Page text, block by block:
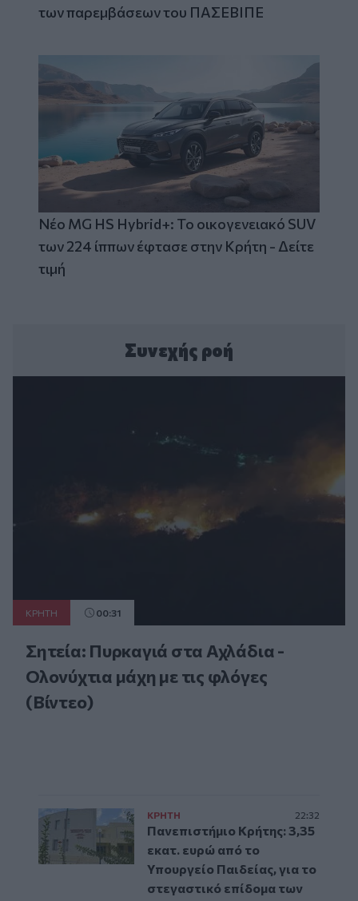
των παρεμβάσεων του ΠΑΣΕΒΙΠΕ
Νέο MG HS Hybrid+: Το οικογενειακό SUV
των 224 ίππων έφτασε στην Κρήτη - Δείτε
τιμή
Συνεχής ροή
ΚΡΗΤΗ 00:31
Σητεία: Πυρκαγιά στα Αχλάδια -
Ολονύχτια μάχη με τις φλόγες
(Βίντεο)
ΚΡΗΤΗ 22:32
Πανεπιστήμιο Κρήτης: 3,35
εκατ. ευρώ από το
Υπουργείο Παιδείας, για το
στεγαστικό επίδομα των